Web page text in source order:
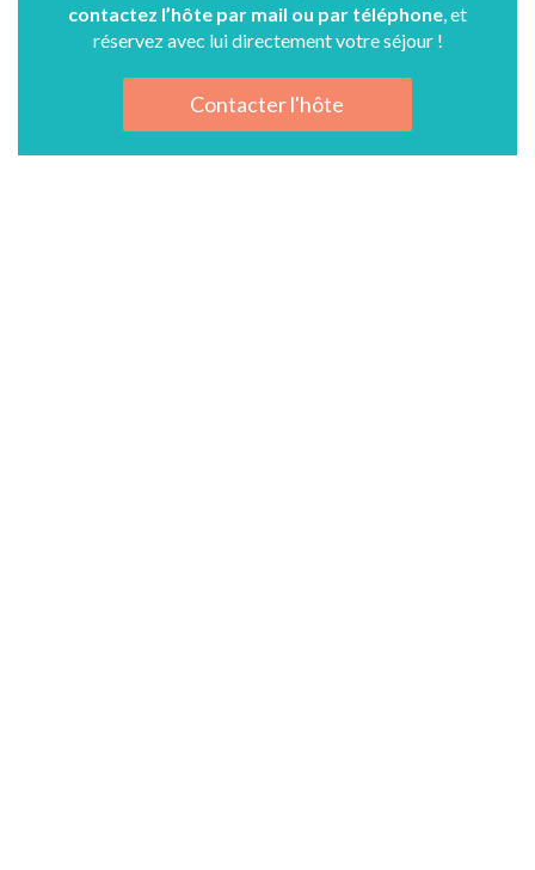
contactez l’hôte par mail ou par téléphone , et
réservez avec lui directement votre séjour !
Contacter l'hôte